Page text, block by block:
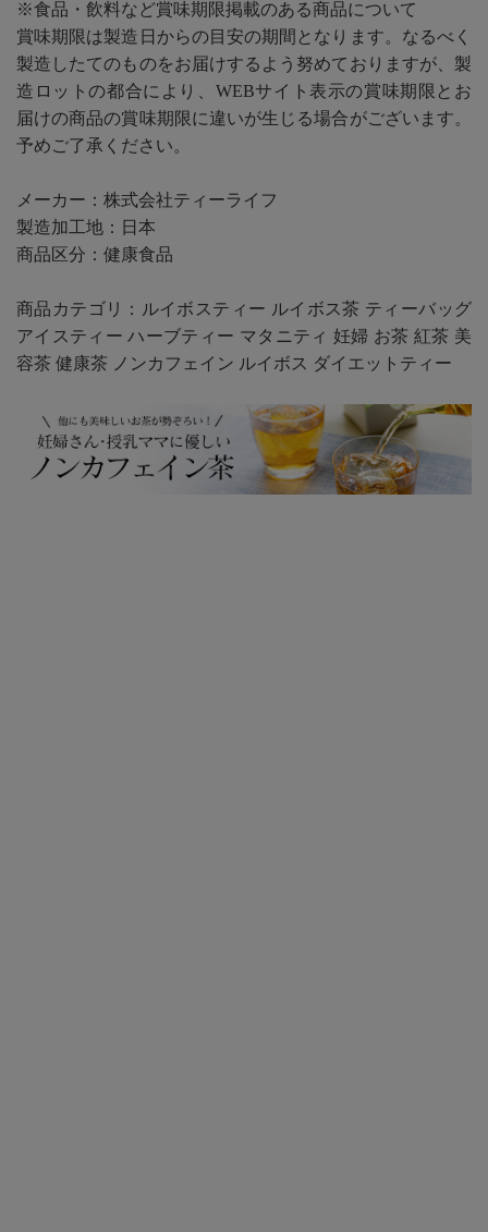
※食品・飲料など賞味期限掲載のある商品について
賞味期限は製造日からの目安の期間となります。なるべく
製造したてのものをお届けするよう努めておりますが、製
造ロットの都合により、WEBサイト表示の賞味期限とお
届けの商品の賞味期限に違いが生じる場合がございます。
予めご了承ください。
メーカー：株式会社ティーライフ
製造加工地：日本
商品区分：健康食品
商品カテゴリ：ルイボスティー ルイボス茶 ティーバッグ
アイスティー ハーブティー マタニティ 妊婦 お茶 紅茶 美
容茶 健康茶 ノンカフェイン ルイボス ダイエットティー